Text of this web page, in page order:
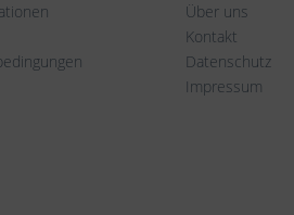
Über uns
Kontakt
Datenschutz
Impressum